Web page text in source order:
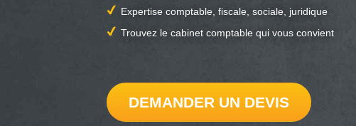
Expertise comptable, fiscale, sociale, juridique
Trouvez le cabinet comptable qui vous convient
DEMANDER UN DEVIS